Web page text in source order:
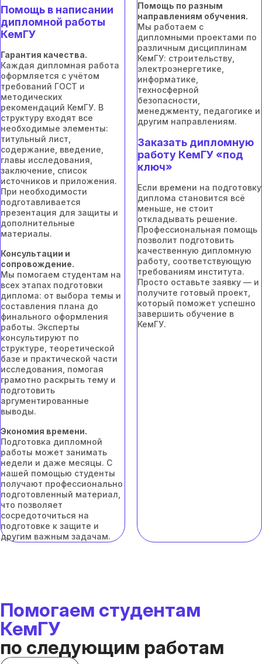
Помощь в написании
дипломной работы
КемГУ
Гарантия качества.
Каждая дипломная работа
оформляется с учётом
требований ГОСТ и
методических
рекомендаций КемГУ. В
структуру входят все
необходимые элементы:
титульный лист,
содержание, введение,
главы исследования,
заключение, список
источников и приложения.
При необходимости
подготавливается
презентация для защиты и
дополнительные
материалы.
Консультации и
сопровождение.
Мы помогаем студентам на
всех этапах подготовки
диплома: от выбора темы и
составления плана до
финального оформления
работы. Эксперты
консультируют по
структуре, теоретической
базе и практической части
исследования, помогая
грамотно раскрыть тему и
подготовить
аргументированные
выводы.
Экономия времени.
Подготовка дипломной
работы может занимать
недели и даже месяцы. С
нашей помощью студенты
получают профессионально
подготовленный материал,
что позволяет
сосредоточиться на
подготовке к защите и
другим важным задачам.
Помощь по разным
направлениям обучения.
Мы работаем с
дипломными проектами по
различным дисциплинам
КемГУ: строительству,
электроэнергетике,
информатике,
техносферной
безопасности,
менеджменту, педагогике и
другим направлениям.
Заказать дипломную
работу КемГУ «под
ключ»
Если времени на подготовку
диплома становится всё
меньше, не стоит
откладывать решение.
Профессиональная помощь
позволит подготовить
качественную дипломную
работу, соответствующую
требованиям института.
Просто оставьте заявку — и
получите готовый проект,
который поможет успешно
завершить обучение в
КемГУ.
Помогаем студентам
КемГУ
по следующим работам